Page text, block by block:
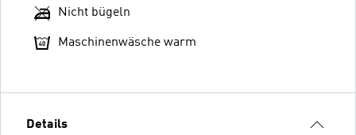
Nicht bügeln
Maschinenwäsche warm
Details